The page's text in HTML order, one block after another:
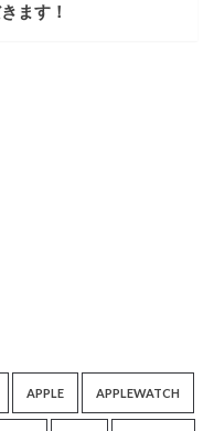
ます！
APPLE APPLEWATCH